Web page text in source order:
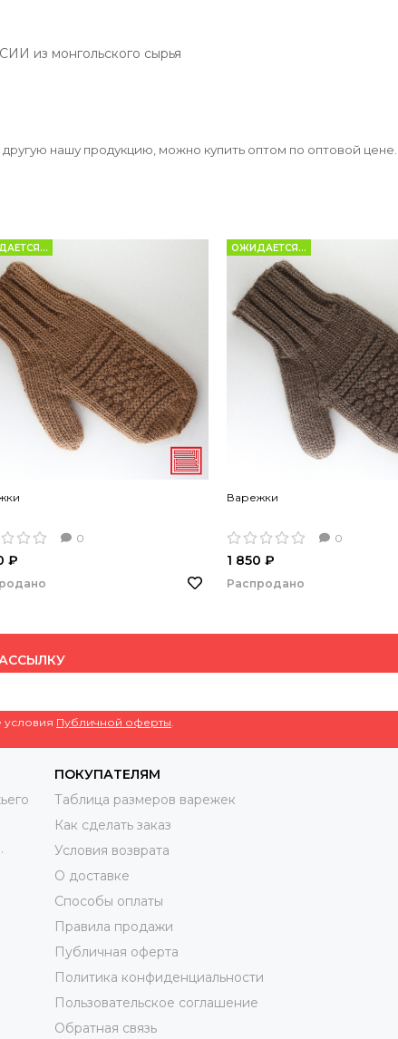
из монгольского сырья
нашу продукцию, можно купить оптом по оптовой цене.
0
₽
ОЖИДАЕТСЯ...
Варежки
0
1 850 ₽
Распродано
условия Публичной оферты
ПОКУПАТЕЛЯМ
Таблица размеров варежек
Как сделать заказ
Условия возврата
О доставке
Способы оплаты
Правила продажи
Публичная оферта
Политика конфиденциальности
Пользовательское соглашение
Обратная связь